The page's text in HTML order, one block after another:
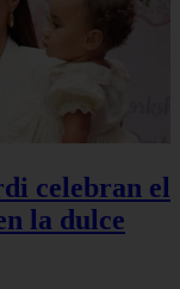
celebran el
la dulce